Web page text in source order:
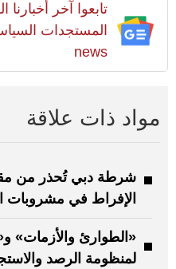
تابعوا آخر أخبارنا
news
مواد ذات علاقة
شرطة دبي تُحذر من
الإفراط في مشروبات
«الطوارئ والأزمات»
لمنظومة الرصد